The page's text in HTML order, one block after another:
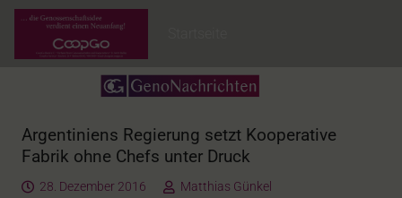
Argentiniens Regierung setzt Kooperative
Fabrik ohne Chefs unter Druck
28. Dezember 2016
Matthias Günkel